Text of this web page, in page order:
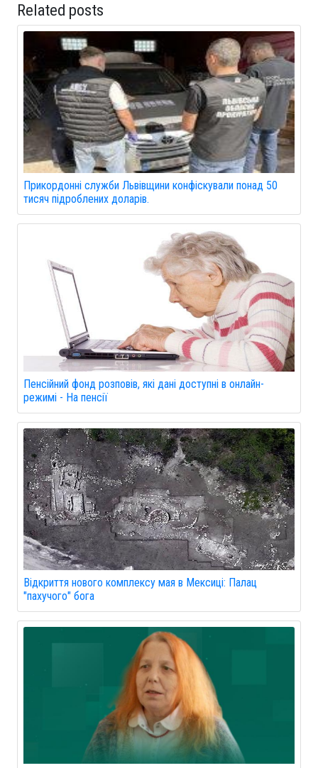
Related posts
Прикордонні служби Львівщини конфіскували понад 50
тисяч підроблених доларів.
Пенсійний фонд розповів, які дані доступні в онлайн-
режимі - На пенсії
Відкриття нового комплексу мая в Мексиці: Палац
"пахучого" бога